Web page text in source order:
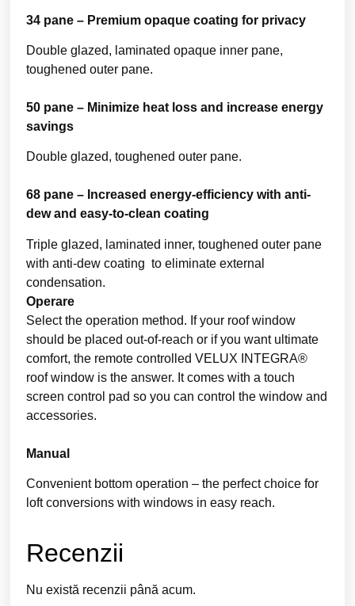
34 pane – Premium opaque coating for privacy
Double glazed, laminated opaque inner pane,
toughened outer pane.
50 pane – Minimize heat loss and increase energy
savings
Double glazed, toughened outer pane.
68 pane – Increased energy-efficiency with anti-
dew and easy-to-clean coating
Triple glazed, laminated inner, toughened outer pane
with anti-dew coating to eliminate external
condensation.
Operare
Select the operation method. If your roof window
should be placed out-of-reach or if you want ultimate
comfort, the remote controlled VELUX INTEGRA®
roof window is the answer. It comes with a touch
screen control pad so you can control the window and
accessories.
Manual
Convenient bottom operation – the perfect choice for
loft conversions with windows in easy reach.
Recenzii
Nu există recenzii până acum.